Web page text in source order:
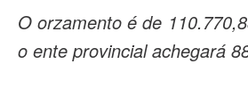
O orzamento é de
o ente provincial achegará